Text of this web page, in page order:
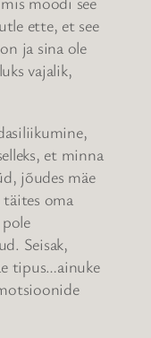
ette, et see
ja sina ole
vajalik,
et minna
jõudes mäe
oma
Seisak,
tipus…ainuke